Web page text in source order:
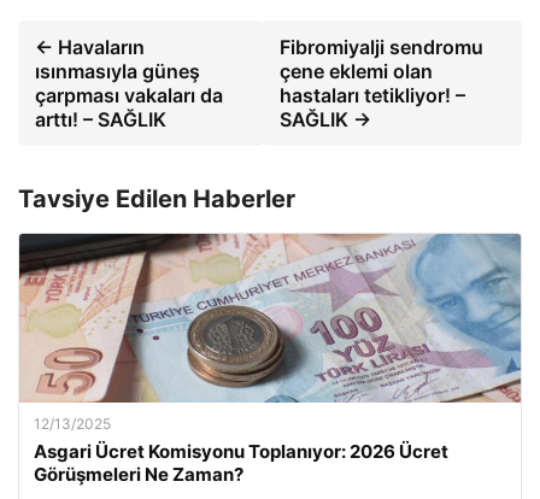
← Havaların
ısınmasıyla güneş
çarpması vakaları da
arttı! – SAĞLIK
Fibromiyalji sendromu
çene eklemi olan
hastaları tetikliyor! –
SAĞLIK →
Tavsiye Edilen Haberler
12/13/2025
Asgari Ücret Komisyonu Toplanıyor: 2026 Ücret
Görüşmeleri Ne Zaman?